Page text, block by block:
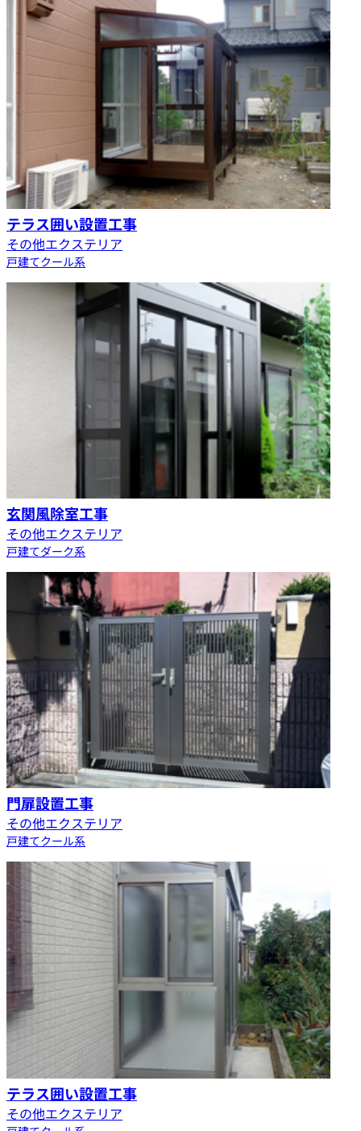
テラス囲い設置工事
その他エクステリア
戸建てクール系
玄関風除室工事
その他エクステリア
戸建てダーク系
門扉設置工事
その他エクステリア
戸建てクール系
テラス囲い設置工事
その他エクステリア